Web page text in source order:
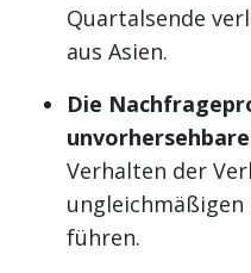
Quartalsende
aus Asien.
Die
Verhalten der
führen.